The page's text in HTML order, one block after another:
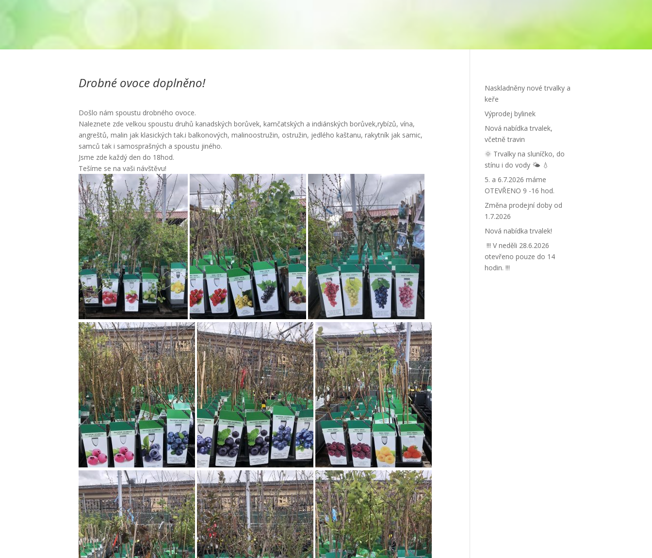
Drobné ovoce doplněno!
Došlo nám spoustu drobného ovoce.
Naleznete zde velkou spoustu druhů kanadských borůvek, kamčatských a indiánských borůvek,rybízů, vína,
angreštů, malin jak klasických tak.i balkonových, malinoostružin, ostružin, jedlého kaštanu, rakytník jak samic,
samců tak i samosprašných a spoustu jiného.
Jsme zde každý den do 18hod.
Tešíme se na vaši návštěvu!
Naskladněny nové trvalky a
keře
Výprodej bylinek
Nová nabídka trvalek,
včetně travin
🌞 Trvalky na sluníčko, do
stínu i do vody 🌤 💧
5. a 6.7.2026 máme
OTEVŘENO 9 -16 hod.
Změna prodejní doby od
1.7.2026
Nová nabídka trvalek!
!!! V neděli 28.6.2026
otevřeno pouze do 14
hodin. !!!